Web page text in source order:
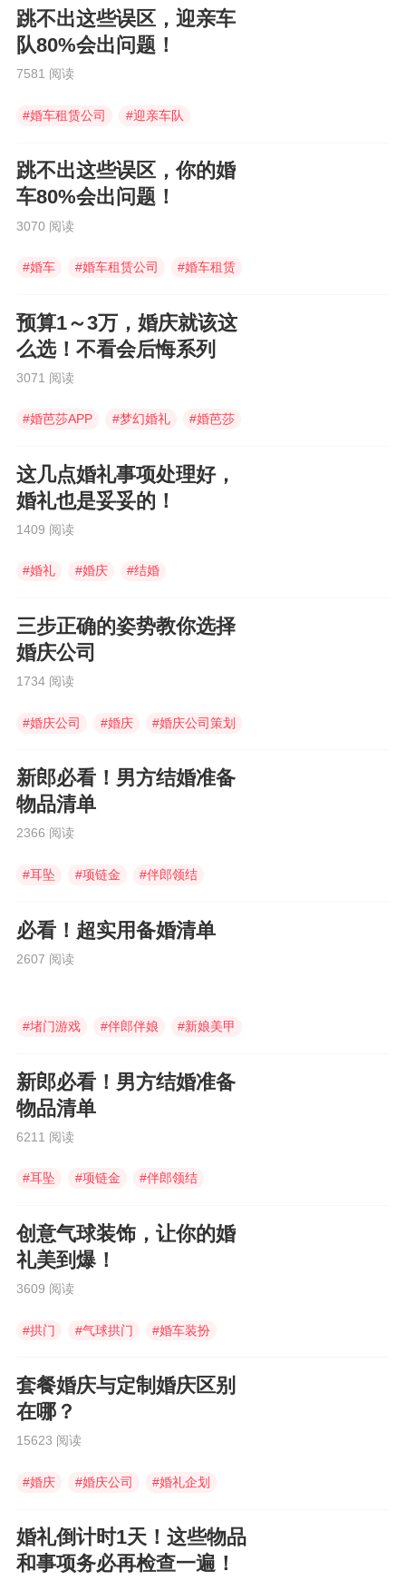
跳不出这些误区，迎亲车
队80%会出问题！
7581 阅读
#婚车租赁公司 #迎亲车队
跳不出这些误区，你的婚
车80%会出问题！
3070 阅读
#婚车 #婚车租赁公司 #婚车租赁
预算1～3万，婚庆就该这
么选！不看会后悔系列
3071 阅读
#婚芭莎APP #梦幻婚礼 #婚芭莎
这几点婚礼事项处理好，
婚礼也是妥妥的！
1409 阅读
#婚礼 #婚庆 #结婚
三步正确的姿势教你选择
婚庆公司
1734 阅读
#婚庆公司 #婚庆 #婚庆公司策划
新郎必看！男方结婚准备
物品清单
2366 阅读
#耳坠 #项链金 #伴郎领结
必看！超实用备婚清单
2607 阅读
#堵门游戏 #伴郎伴娘 #新娘美甲
新郎必看！男方结婚准备
物品清单
6211 阅读
#耳坠 #项链金 #伴郎领结
创意气球装饰，让你的婚
礼美到爆！
3609 阅读
#拱门 #气球拱门 #婚车装扮
套餐婚庆与定制婚庆区别
在哪？
15623 阅读
#婚庆 #婚庆公司 #婚礼企划
婚礼倒计时1天！这些物品
和事项务必再检查一遍！